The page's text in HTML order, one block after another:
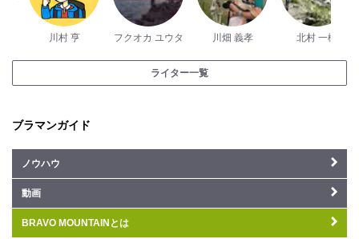
川村 亨 フクオカ ユウタ 川畑 義孝 北村 一樹
ライター一覧
ブラマンガイド
ノウハウ
動画
BRAVO MOUNTAINとは